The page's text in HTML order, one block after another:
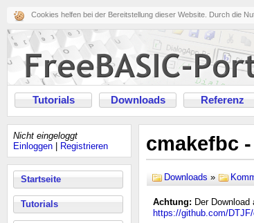
Cookies helfen bei der Bereitstellung dieser Website. Durch die
Tutorials Downloads Referenz
Nicht eingeloggt
Einloggen
Registrieren
Startseite
Tutorials
cmakefbc
Downloads »
Achtung: Der
https://github.com/